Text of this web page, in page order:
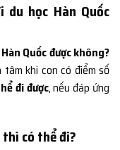
học Hàn Quốc
Quốc được không?
khi con có điểm số
đi được, nếu đáp ứng
có thể đi?